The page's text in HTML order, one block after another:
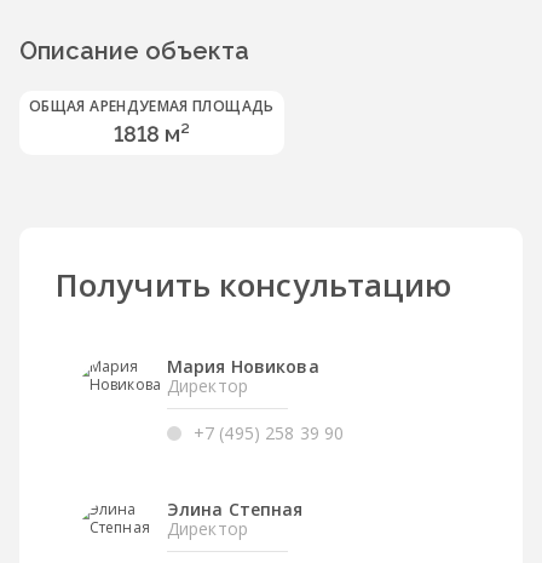
Описание объекта
ОБЩАЯ АРЕНДУЕМАЯ ПЛОЩАДЬ
1818 м²
Получить консультацию
Мария Новикова
Директор
+7 (495) 258 39 90
Элина Степная
Директор